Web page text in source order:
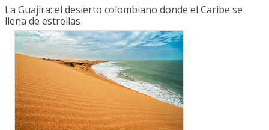
La Guajira: el desierto colombiano donde el Caribe se
llena de estrellas